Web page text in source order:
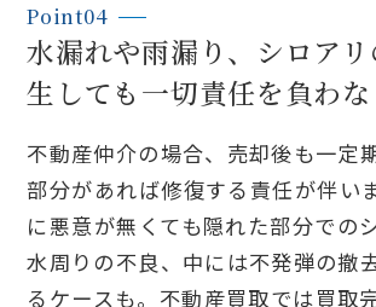
Point04
水漏れや雨漏り、シロア
生しても一切責任を負わ
不動産仲介の場合、売却後も一定
部分があれば修復する責任が伴い
に悪意が無くても隠れた部分での
水周りの不良、中には不発弾の撤
るケースも。不動産買取では買取